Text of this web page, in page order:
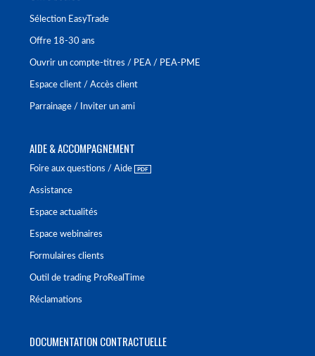
Sélection EasyTrade
Offre 18-30 ans
Ouvrir un compte-titres / PEA / PEA-PME
Espace client / Accès client
Parrainage / Inviter un ami
AIDE & ACCOMPAGNEMENT
Foire aux questions / Aide
Assistance
Espace actualités
Espace webinaires
Formulaires clients
Outil de trading ProRealTime
Réclamations
DOCUMENTATION CONTRACTUELLE